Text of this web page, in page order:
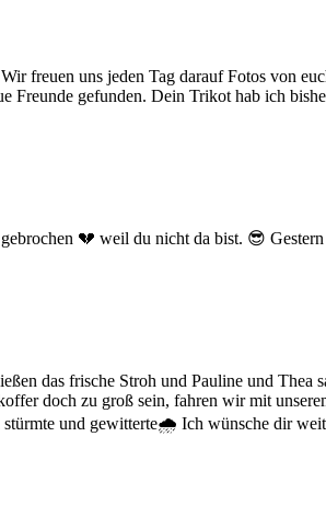
freuen uns jeden Tag darauf Fotos von
Freunde gefunden. Dein Trikot hab ich
💔 weil du nicht da bist. 😎
das frische Stroh und Pauline und
doch zu groß sein, fahren wir mit
und gewitterte🌧 Ich wünsche dir